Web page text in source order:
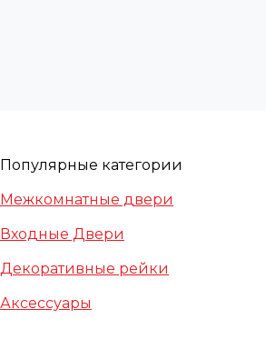
Популярные категории
Межкомнатные двери
Входные Двери
Декоративные рейки
Аксессуары